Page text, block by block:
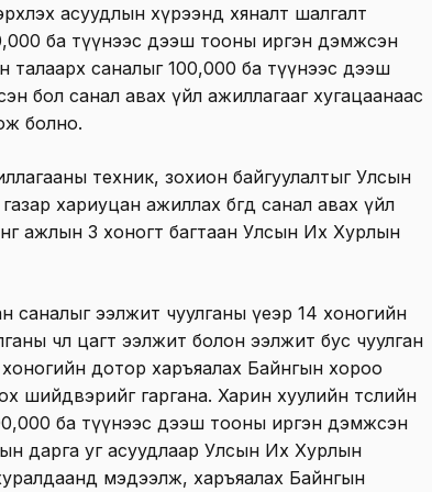
асуудлын хүрээнд хяналт шалгалт
ба түүнээс дээш тооны иргэн дэмжсэн
талаарх саналыг 100,000 ба түүнээс дээш
бол санал авах үйл ажиллагааг хугацаанаас
болно.
техник, зохион байгуулалтыг Улсын
хариуцан ажиллах бөгөөд санал авах үйл
ажлын 3 хоногт багтаан Улсын Их Хурлын
саналыг ээлжит чуулганы үеэр 14 хоногийн
чөлөө цагт ээлжит болон ээлжит бус чуулган
дотор харъяалах Байнгын хороо
шийдвэрийг гаргана. Харин хуулийн төслийн
ба түүнээс дээш тооны иргэн дэмжсэн
дарга уг асуудлаар Улсын Их Хурлын
мэдээлж, харъяалах Байнгын